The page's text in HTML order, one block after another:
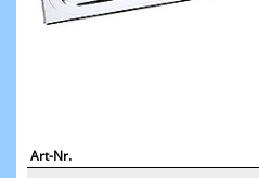
Art-Nr.